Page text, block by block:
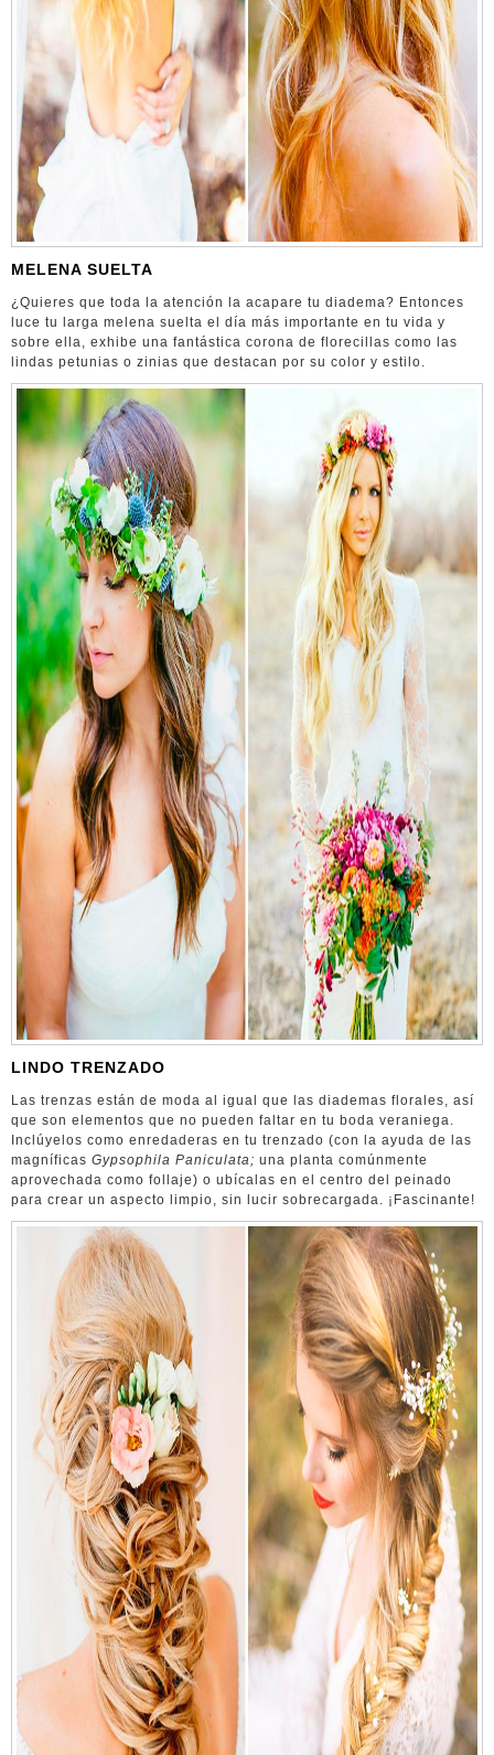
MELENA SUELTA
¿Quieres que toda la atención la acapare tu diadema? Entonces
luce tu larga melena suelta el día más importante en tu vida y
sobre ella, exhibe una fantástica corona de florecillas como las
lindas petunias o zinias que destacan por su color y estilo.
LINDO TRENZADO
Las trenzas están de moda al igual que las diademas florales, así
que son elementos que no pueden faltar en tu boda veraniega.
Inclúyelos como enredaderas en tu trenzado (con la ayuda de las
magníficas Gypsophila Paniculata; una planta comúnmente
aprovechada como follaje) o ubícalas en el centro del peinado
para crear un aspecto limpio, sin lucir sobrecargada. ¡Fascinante!